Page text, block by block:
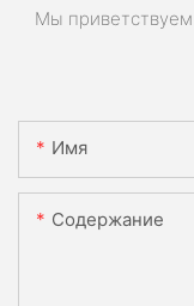
Мы
Имя
Содержание